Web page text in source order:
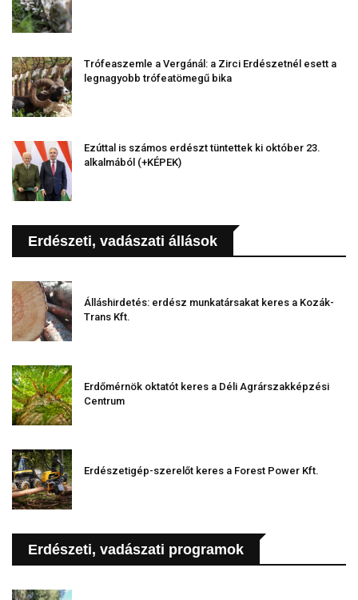
Trófeaszemle a Vergánál: a Zirci Erdészetnél esett a
legnagyobb trófeatömegű bika
Ezúttal is számos erdészt tüntettek ki október 23.
alkalmából (+KÉPEK)
Erdészeti, vadászati állások
Álláshirdetés: erdész munkatársakat keres a Kozák-
Trans Kft.
Erdőmérnök oktatót keres a Déli Agrárszakképzési
Centrum
Erdészetigép-szerelőt keres a Forest Power Kft.
Erdészeti, vadászati programok